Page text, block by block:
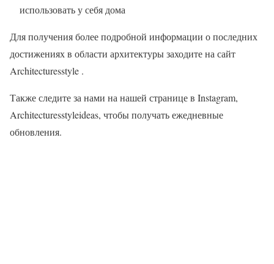
использовать у себя дома
Для получения более подробной информации о последних
достижениях в области архитектуры заходите на сайт
Architecturesstyle .
Также следите за нами на нашей странице в Instagram,
Architecturesstyleideas, чтобы получать ежедневные
обновления.